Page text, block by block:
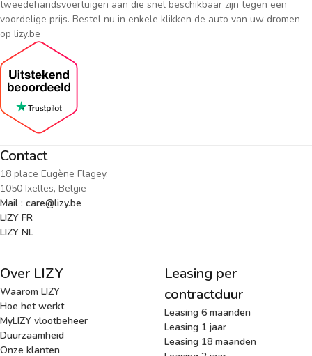
tweedehandsvoertuigen aan die snel beschikbaar zijn tegen een
voordelige prijs. Bestel nu in enkele klikken de auto van uw dromen
op lizy.be
Contact
18 place Eugène Flagey,
1050 Ixelles, België
Mail : care@lizy.be
LIZY FR
LIZY NL
Over LIZY
Waarom LIZY
Hoe het werkt
MyLIZY vlootbeheer
Duurzaamheid
Onze klanten
Leasing per
contractduur
Leasing 6 maanden
Leasing 1 jaar
Leasing 18 maanden